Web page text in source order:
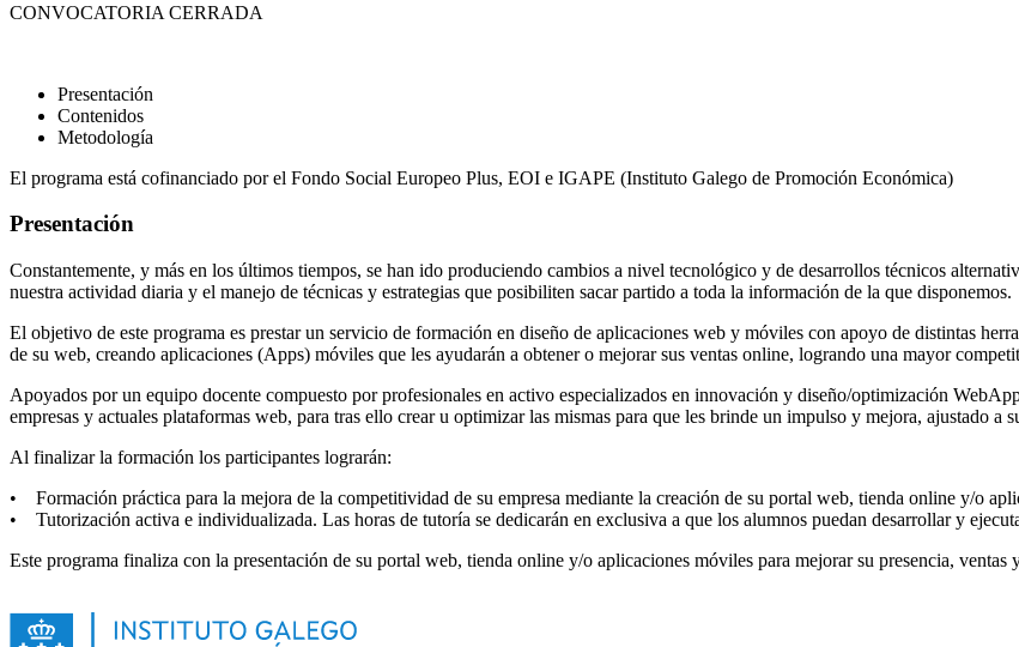
CONVOCATORIA CERRADA
Presentación
Contenidos
Metodología
El programa está cofinanciado por el Fondo Social Europeo Plus, EOI e IGAPE (Instituto Galego de Promoción Económica)
Presentación
Constantemente, y más en los últimos tiempos, se han ido produciendo cambios a nivel tecnológico y de desarrollos técnicos
nuestra actividad diaria y el manejo de técnicas y estrategias que posibiliten sacar partido a toda la información de la que disponemos.
El objetivo de este programa es prestar un servicio de formación en diseño de aplicaciones web y móviles con apoyo de distintas
de su web, creando aplicaciones (Apps) móviles que les ayudarán a obtener o mejorar sus ventas online, logrando una mayor
Apoyados por un equipo docente compuesto por profesionales en activo especializados en innovación y diseño/optimización
empresas y actuales plataformas web, para tras ello crear u optimizar las mismas para que les brinde un impulso y mejora, ajustado a
Al finalizar la formación los participantes lograrán:
• Formación práctica para la mejora de la competitividad de su empresa mediante la creación de su portal web, tienda online y/o
• Tutorización activa e individualizada. Las horas de tutoría se dedicarán en exclusiva a que los alumnos puedan desarrollar y
Este programa finaliza con la presentación de su portal web, tienda online y/o aplicaciones móviles para mejorar su presencia, ventas